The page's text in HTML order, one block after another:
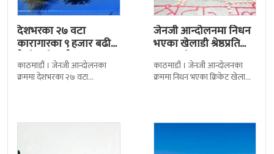
देशभरका २७ वटा
कारागारका ९ हजार बढी
कैदीबन्दी अझै फरार
काठमाडौं । जेनजी आन्दोलनका
क्रममा देशभरका २७ वटा
जेनजी आन्दोलनमा निधन
भएका खेलाडी श्रेष्ठप्रति
श्रद्धाञ्जली
काठमाडौं । जेनजी आन्दोलनका
क्रममा निधन भएका क्रिकेट खेलाडी